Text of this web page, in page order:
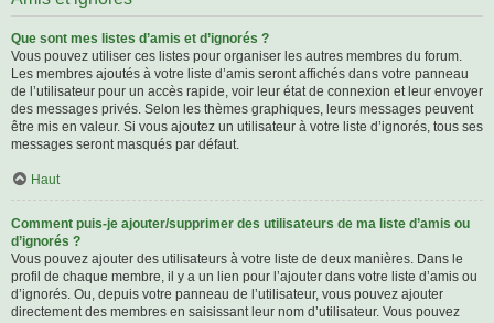
Que sont mes listes d’amis et d’ignorés ?
Vous pouvez utiliser ces listes pour organiser les autres membres du forum.
Les membres ajoutés à votre liste d’amis seront affichés dans votre panneau
de l’utilisateur pour un accès rapide, voir leur état de connexion et leur envoyer
des messages privés. Selon les thèmes graphiques, leurs messages peuvent
être mis en valeur. Si vous ajoutez un utilisateur à votre liste d’ignorés, tous ses
messages seront masqués par défaut.
Haut
Comment puis-je ajouter/supprimer des utilisateurs de ma liste d’amis ou
d’ignorés ?
Vous pouvez ajouter des utilisateurs à votre liste de deux manières. Dans le
profil de chaque membre, il y a un lien pour l’ajouter dans votre liste d’amis ou
d’ignorés. Ou, depuis votre panneau de l’utilisateur, vous pouvez ajouter
directement des membres en saisissant leur nom d’utilisateur. Vous pouvez